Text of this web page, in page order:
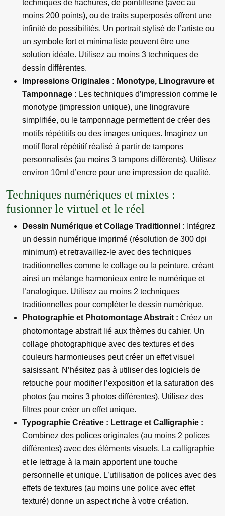
techniques de hachures, de pointillisme (avec au
moins 200 points), ou de traits superposés offrent une
infinité de possibilités. Un portrait stylisé de l’artiste ou
un symbole fort et minimaliste peuvent être une
solution idéale. Utilisez au moins 3 techniques de
dessin différentes.
Impressions Originales : Monotype, Linogravure et
Tamponnage : Les techniques d’impression comme le
monotype (impression unique), une linogravure
simplifiée, ou le tamponnage permettent de créer des
motifs répétitifs ou des images uniques. Imaginez un
motif floral répétitif réalisé à partir de tampons
personnalisés (au moins 3 tampons différents). Utilisez
environ 10ml d’encre pour une impression de qualité.
Techniques numériques et mixtes :
fusionner le virtuel et le réel
Dessin Numérique et Collage Traditionnel : Intégrez
un dessin numérique imprimé (résolution de 300 dpi
minimum) et retravaillez-le avec des techniques
traditionnelles comme le collage ou la peinture, créant
ainsi un mélange harmonieux entre le numérique et
l’analogique. Utilisez au moins 2 techniques
traditionnelles pour compléter le dessin numérique.
Photographie et Photomontage Abstrait : Créez un
photomontage abstrait lié aux thèmes du cahier. Un
collage photographique avec des textures et des
couleurs harmonieuses peut créer un effet visuel
saisissant. N’hésitez pas à utiliser des logiciels de
retouche pour modifier l’exposition et la saturation des
photos (au moins 3 photos différentes). Utilisez des
filtres pour créer un effet unique.
Typographie Créative : Lettrage et Calligraphie :
Combinez des polices originales (au moins 2 polices
différentes) avec des éléments visuels. La calligraphie
et le lettrage à la main apportent une touche
personnelle et unique. L’utilisation de polices avec des
effets de textures (au moins une police avec effet
texturé) donne un aspect riche à votre création.